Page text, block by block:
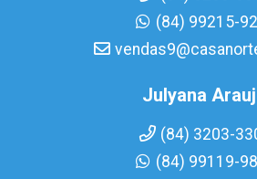
(84) 99215-
Julyana
(84) 3203-
(84) 99119-